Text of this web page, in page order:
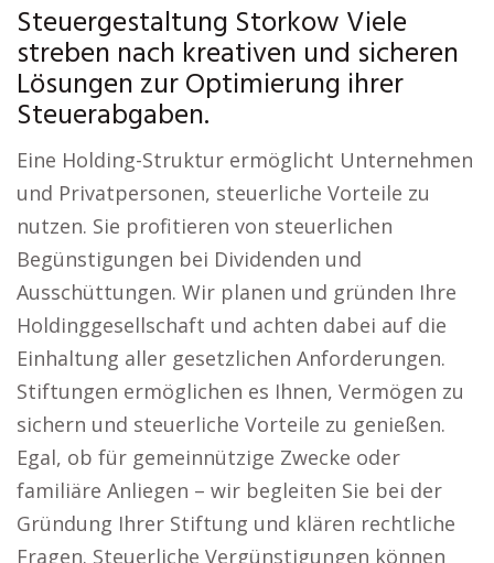
Steuergestaltung Storkow Viele
streben nach kreativen und sicheren
Lösungen zur Optimierung ihrer
Steuerabgaben.
Eine Holding-Struktur ermöglicht Unternehmen
und Privatpersonen, steuerliche Vorteile zu
nutzen. Sie profitieren von steuerlichen
Begünstigungen bei Dividenden und
Ausschüttungen. Wir planen und gründen Ihre
Holdinggesellschaft und achten dabei auf die
Einhaltung aller gesetzlichen Anforderungen.
Stiftungen ermöglichen es Ihnen, Vermögen zu
sichern und steuerliche Vorteile zu genießen.
Egal, ob für gemeinnützige Zwecke oder
familiäre Anliegen – wir begleiten Sie bei der
Gründung Ihrer Stiftung und klären rechtliche
Fragen. Steuerliche Vergünstigungen können